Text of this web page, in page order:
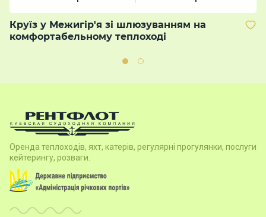
Круїз у Межигір'я зі шлюзуванням на
комфортабельному теплоході
Оренда теплоходів, яхт, катерів, регулярні прогулянки, послуги
кейтерингу, розваги.